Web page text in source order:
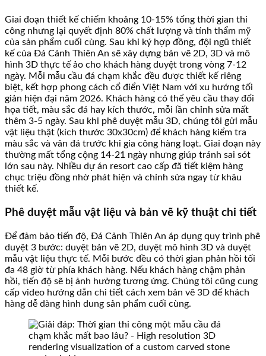
Giai đoạn thiết kế chiếm khoảng 10-15% tổng thời gian thi
công nhưng lại quyết định 80% chất lượng và tính thẩm mỹ
của sản phẩm cuối cùng. Sau khi ký hợp đồng, đội ngũ thiết
kế của Đá Cảnh Thiên An sẽ xây dựng bản vẽ 2D, 3D và mô
hình 3D thực tế ảo cho khách hàng duyệt trong vòng 7-12
ngày. Mỗi mẫu cầu đá chạm khắc đều được thiết kế riêng
biệt, kết hợp phong cách cổ điển Việt Nam với xu hướng tối
giản hiện đại năm 2026. Khách hàng có thể yêu cầu thay đổi
họa tiết, màu sắc đá hay kích thước, mỗi lần chỉnh sửa mất
thêm 3-5 ngày. Sau khi phê duyệt mẫu 3D, chúng tôi gửi mẫu
vật liệu thật (kích thước 30x30cm) để khách hàng kiểm tra
màu sắc và vân đá trước khi gia công hàng loạt. Giai đoạn này
thường mất tổng cộng 14-21 ngày nhưng giúp tránh sai sót
lớn sau này. Nhiều dự án resort cao cấp đã tiết kiệm hàng
chục triệu đồng nhờ phát hiện và chỉnh sửa ngay từ khâu
thiết kế.
Phê duyệt mẫu vật liệu và bản vẽ kỹ thuật chi tiết
Để đảm bảo tiến độ, Đá Cảnh Thiên An áp dụng quy trình phê
duyệt 3 bước: duyệt bản vẽ 2D, duyệt mô hình 3D và duyệt
mẫu vật liệu thực tế. Mỗi bước đều có thời gian phản hồi tối
đa 48 giờ từ phía khách hàng. Nếu khách hàng chậm phản
hồi, tiến độ sẽ bị ảnh hưởng tương ứng. Chúng tôi cũng cung
cấp video hướng dẫn chi tiết cách xem bản vẽ 3D để khách
hàng dễ dàng hình dung sản phẩm cuối cùng.